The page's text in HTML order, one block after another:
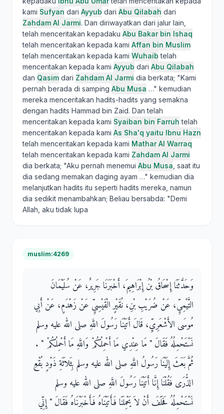
kami Sufyan dari Ayyub dari Abu Qilabah dari
Zahdam Al Jarmi. Dan diriwayatkan dari jalur lain,
telah menceritakan kepadaku Abu Bakar bin Ishaq
telah menceritakan kepada kami Affan bin Muslim
telah menceritakan kepada kami Wuhaib telah
menceritakan kepada kami Ayyub dari Abu Qilabah
dan Qasim dari Zahdam Al Jarmi dia berkata; "Kami
pernah berada di samping Abu Musa …" kemudian
mereka menceritakan hadits-hadits yang semakna
dengan hadits Hammad bin Zaid. Dan telah
menceritakan kepada kami Syaiban bin Farruh telah
menceritakan kepada kami As Sha'q yaitu Ibnu Hazn
telah menceritakan kepada kami Mathar Al Warraq
telah menceritakan kepada kami Zahdam Al Jarmi
dia berkata; "Aku pernah menemui Abu Musa , saat itu
dia sedang memakan daging ayam …" kemudian dia
melanjutkan hadits itu seperti hadits mereka, namun
dia sedikit menambahkan; Beliau bersabda: "Demi
Allah, aku tidak lupa
muslim:4269
وَحَدَّثَنَا إِسْحَاقُ بْنُ إِبْرَاهِيمَ، أَخْبَرَنَا جَرِيرٌ، عَنْ سُلَيْمَانَ
التَّيْمِيِّ، عَنْ ضُرَيْبِ بْنِ، نُقَيْرٍ الْقَيْسِيِّ عَنْ زَهْدَمٍ، عَنْ أَبِي
مُوسَى الأَشْعَرِيِّ، قَالَ أَتَيْنَا رَسُولَ اللَّهِ صلى الله عليه وسلم
نَسْتَحْمِلُهُ فَقَالَ ‏"‏ مَا عِنْدِي مَا أَحْمِلُكُمْ وَاللَّهِ مَا أَحْمِلُكُمْ ‏"‏ ‏.‏
ثُمَّ بَعَثَ إِلَيْنَا رَسُولُ اللَّهِ صلى الله عليه وسلم بِثَلاَثَةِ ذَوْدٍ بُقْعِ
الذُّرَى فَقُلْنَا إِنَّا أَتَيْنَا رَسُولَ اللَّهِ صلى الله عليه وسلم
نَسْتَحْمِلُهُ فَحَلَفَ أَنْ لاَ يَحْمِلَنَا فَأَتَيْنَاهُ فَأَخْبَرْنَاهُ فَقَالَ ‏"‏ إِنِّي